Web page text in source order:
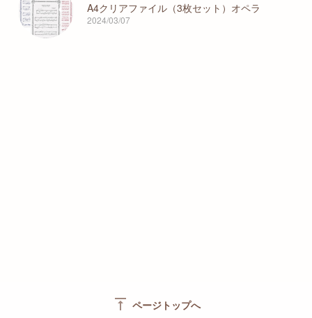
A4クリアファイル（3枚セット）オペラ
2024/03/07
vertical_align_top ページトップへ